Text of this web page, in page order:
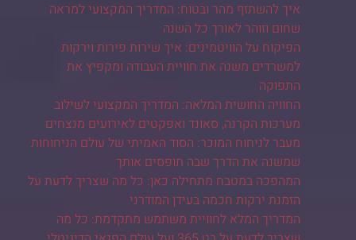
איך להשתזף מהר ובטוח: המדריך המקצועי למראה
שחום וזוהר לאורך כל השנה
הפיקוח על הוויטמינים: איך שירות פירות וירקות
למשרדים משנה את חוויית העבודה ומקפיץ את
התפוקה
החוויה החושית המלאה: המדריך המקצועי לשילוב
מערכות הקרנה, סאונד ואפקטים לאירועים מנצחים
מעבר לניחוח המוכר: הסוד האמיתי של עולם הניחוחות
שמשנה את הדרך שבה תופסים אותך
המהפכה במטבח מתחילה כאן: כל מה שצריך לדעת על
הזמנת ירקות חכמה בעידן המודרני
המדריך המלא לחוויית משתמש מתקדמת: כל מה